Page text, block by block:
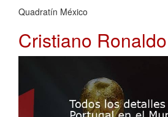
Quadratín México
Cristiano Ronaldo